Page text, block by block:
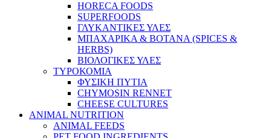
HORECA FOODS
SUPERFOODS
ΓΛΥΚΑΝΤΙΚΕΣ ΥΛΕΣ
ΜΠΑΧΑΡΙΚA & ΒΟΤΑΝA (SPICES &
HERBS)
ΒΙΟΛΟΓΙΚΕΣ ΥΛΕΣ
ΤΥΡΟΚΟΜΙΑ
ΦΥΣΙΚΗ ΠΥΤΙΑ
CHYMOSIN RENNET
CHEESE CULTURES
ANIMAL NUTRITION
ANIMAL FEEDS